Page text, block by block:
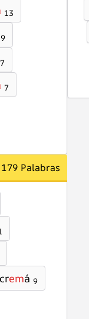
13
9
7
7
179 Palabras
cremá 9